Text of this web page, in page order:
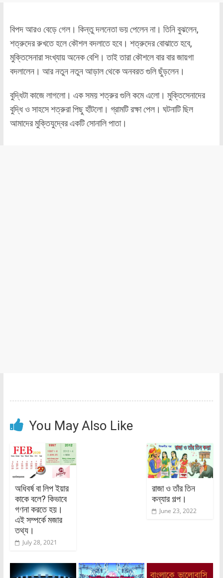
বিপদ আরও বেড়ে গেল। কিন্তু দলনেতা ভয় পেলেন না। তিনি বুঝলেন,
শত্রুদের রুখতে হলে কৌশল বদলাতে হবে। শত্রুদের বোঝাতে হবে,
মুক্তিসেনারা সংখ্যায় অনেক বেশি। তাই তারা কৌশলে বার বার জায়গা
বদলালেন। আর নতুন নতুন আড়াল থেকে অনবরত গুলি ছুঁড়লেন।
বুদ্ধিটা কাজে লাগলো। এক সময় শত্রুর গুলি কমে এলো। মুক্তিসেনাদের
বুদ্ধি ও সাহসে শত্রুরা পিছু হাঁটলো। গ্রামটি রক্ষা পেল। ঘটনাটি ছিল
আমাদের মুক্তিযুদ্বের একটি সোনালি পাতা।
You May Also Like
অধিবর্ষ বা লিপ ইয়ার
কাকে বলে? কিভাবে
গণনা করতে হয়।
এই সম্পর্কে মজার
তথ্য।
July 28, 2021
রাজা ও তাঁর তিন
কন্যার গল্প।
June 23, 2022